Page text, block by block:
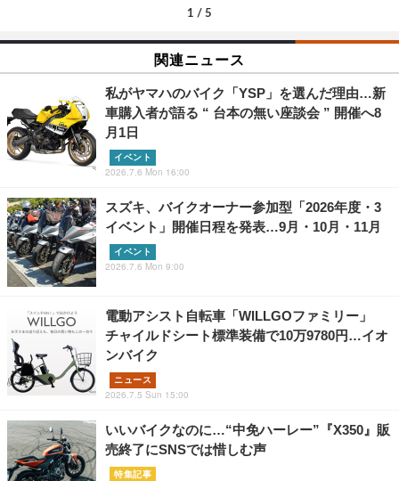
1 / 5
関連ニュース
私がヤマハのバイク「YSP」を選んだ理由…新
車購入者が語る “ 台本の無い座談会 ” 開催へ8
月1日
イベント
2026.7.6 Mon 16:00
スズキ、バイクオーナー参加型「2026年度・3
イベント」開催日程を発表…9月・10月・11月
イベント
2026.7.6 Mon 9:00
電動アシスト自転車「WILLGOファミリー」
チャイルドシート標準装備で10万9780円…イオ
ンバイク
ニュース
2026.7.5 Sun 15:00
いいバイクなのに…“中免ハーレー”『X350』販
売終了にSNSでは惜しむ声
特集記事